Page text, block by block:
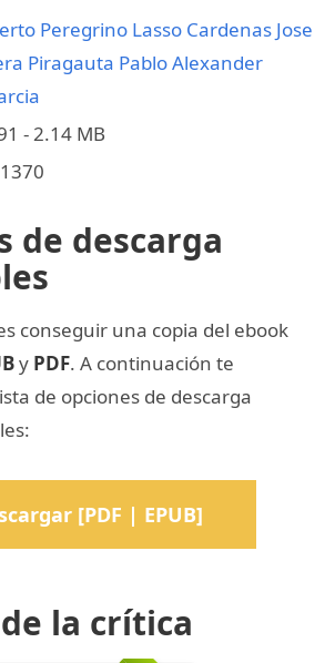
Peregrino Lasso Cardenas Jose
Piragauta Pablo Alexander
- 2.14 MB
de descarga
conseguir una copia del ebook
y PDF. A continuación te
de opciones de descarga
[PDF | EPUB]
la crítica